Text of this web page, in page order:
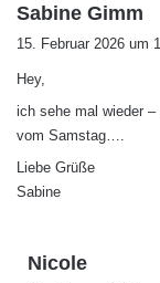
Sabine Gimm
15. Februar 2026 um
Hey,
ich sehe mal wieder
vom Samstag….
Liebe Grüße
Sabine
Nicole